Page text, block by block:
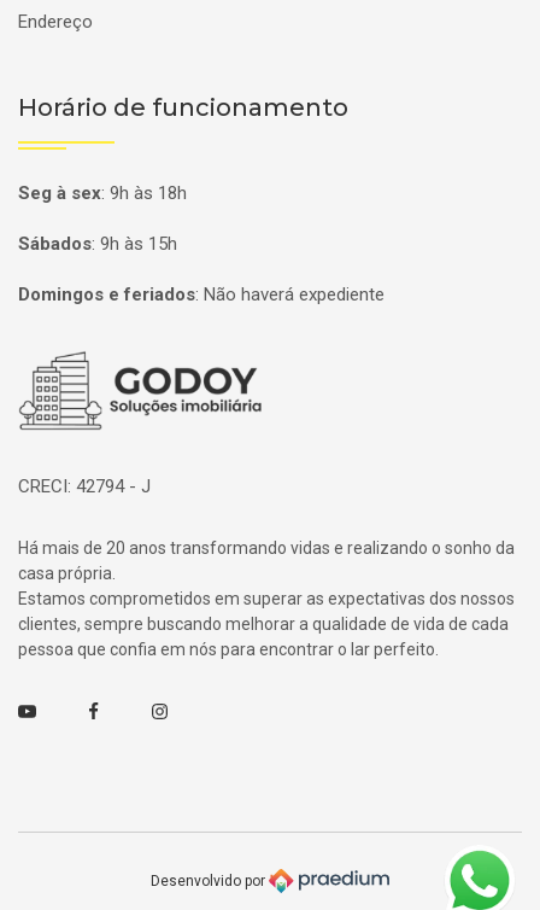
Endereço
Horário de funcionamento
Seg à sex: 9h às 18h
Sábados: 9h às 15h
Domingos e feriados: Não haverá expediente
Página inicial
CRECI: 42794 - J
Há mais de 20 anos transformando vidas e realizando o sonho da
casa própria.
Estamos comprometidos em superar as expectativas dos nossos
clientes, sempre buscando melhorar a qualidade de vida de cada
pessoa que confia em nós para encontrar o lar perfeito.
Youtube FacebookInstagram
Desenvolvido por